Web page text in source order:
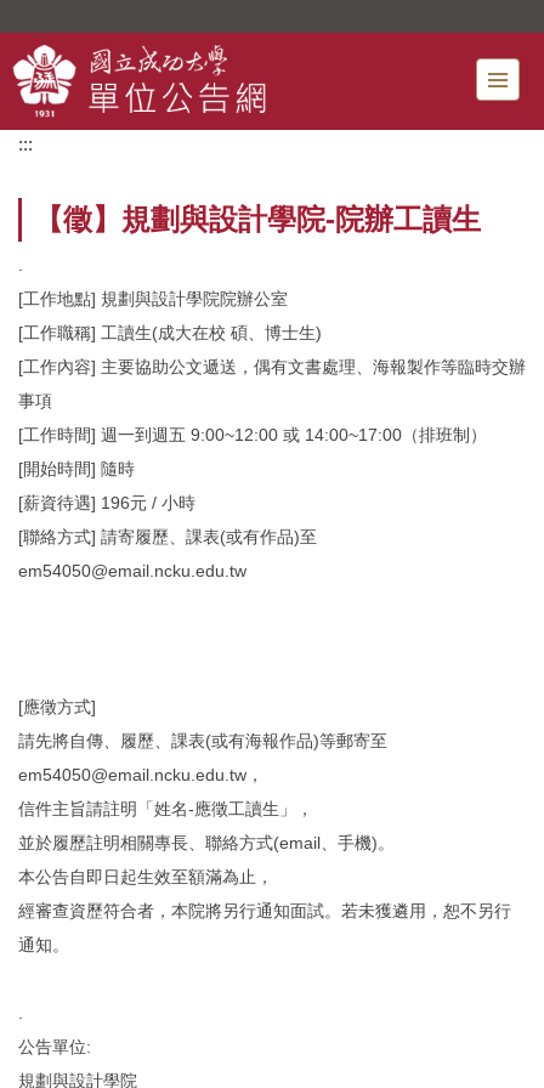
主
要
內
:::
【徵】規劃與設計學院-院辦工讀生
[工作地點] 規劃與設計學院院辦公室
[工作職稱] 工讀生(成大在校 碩、博士生)
[工作內容] 主要協助公文遞送，偶有文書處理、海報製作等臨時交辦
事項
[工作時間] 週一到週五 9:00~12:00 或 14:00~17:00（排班制）
[開始時間] 隨時
[薪資待遇] 196元 / 小時
[聯絡方式] 請寄履歷、課表(或有作品)至
em54050@email.ncku.edu.tw
[應徵方式]
請先將自傳、履歷、課表(或有海報作品)等郵寄至
em54050@email.ncku.edu.tw，
信件主旨請註明「姓名-應徵工讀生」，
並於履歷註明相關專長、聯絡方式(email、手機)。
本公告自即日起生效至額滿為止，
經審查資歷符合者，本院將另行通知面試。若未獲遴用，恕不另行
通知。
公告單位:
規劃與設計學院